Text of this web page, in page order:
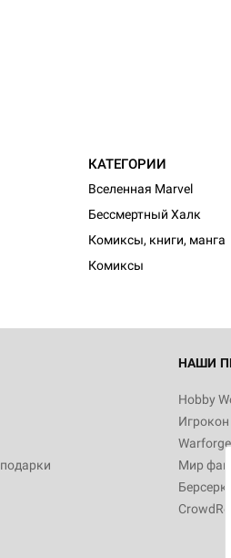
КАТЕГОРИИ
Вселенная Marvel
Бессмертный Халк
Комиксы, книги, манга
Комиксы
НАШИ
Hobby
Игрокон
Warforge
Мир
Берсерк
Hobby World Монстры
Hobby World Ужас